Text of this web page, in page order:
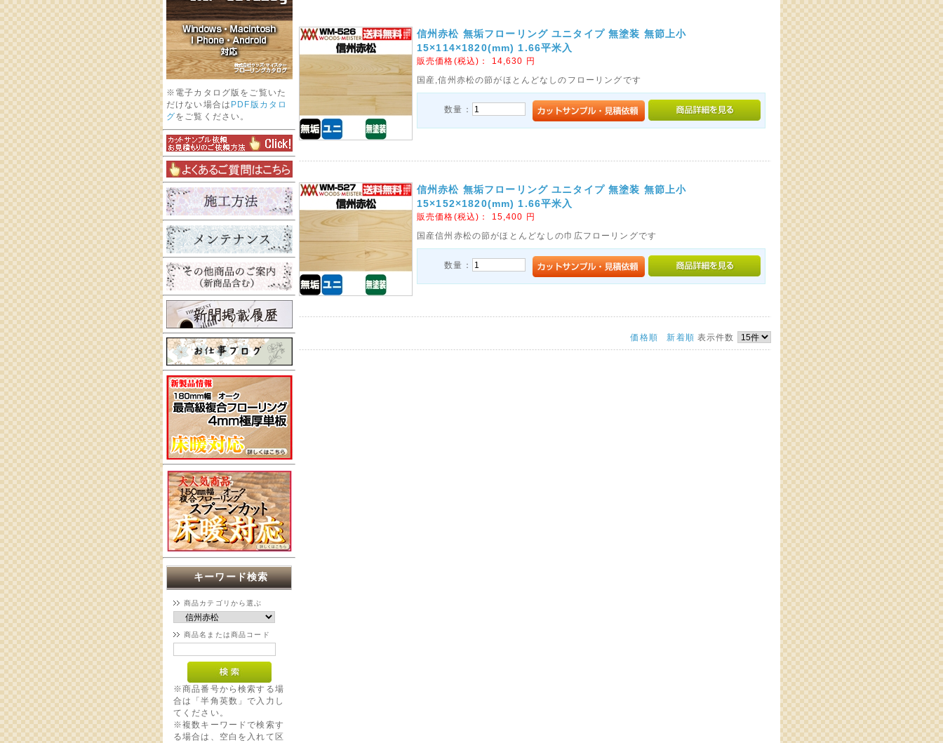
※電子カタログ版をご覧いた
だけない場合は PDF版カタロ
グをご覧ください。
キーワード検索
商品カテゴリから選ぶ
商品名または商品コード
※商品番号から検索する場
合は「半角英数」で入力し
てください。
※複数キーワードで検索す
る場合は、空白を入れて区
信州赤松 無垢フローリング ユニタイプ 無塗装 無節上小
15×114×1820(mm) 1.66平米入
販売価格(税込)： 14,630 円
国産,信州赤松の節がほとんどなしのフローリングです
数量：
信州赤松 無垢フローリング ユニタイプ 無塗装 無節上小
15×152×1820(mm) 1.66平米入
販売価格(税込)： 15,400 円
国産信州赤松の節がほとんどなしの巾広フローリングです
数量：
価格順 新着順 表示件数